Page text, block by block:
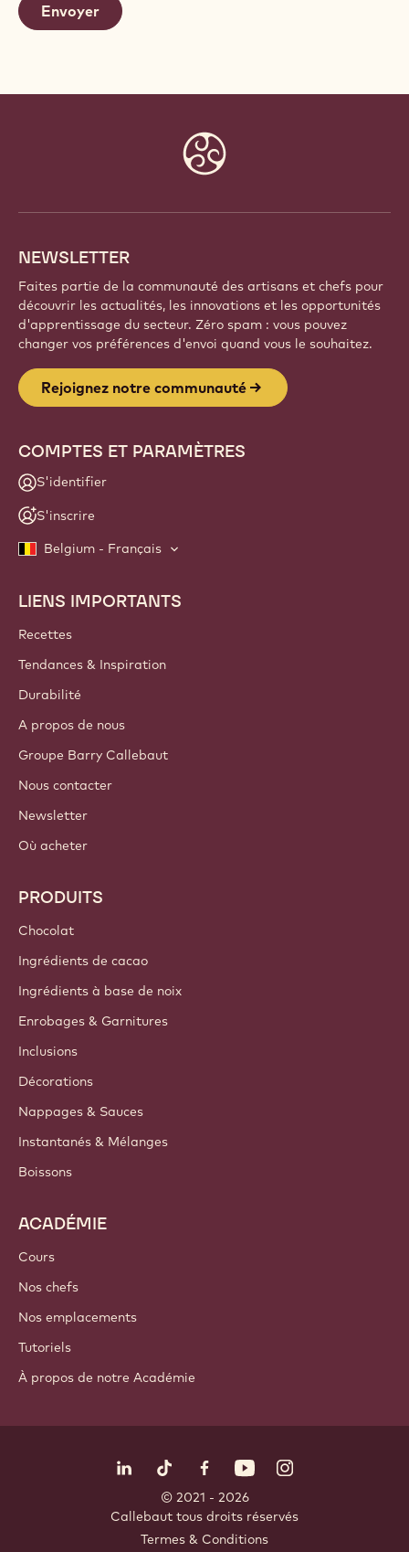
NEWSLETTER
Faites partie de la communauté des artisans et chefs pour
découvrir les actualités, les innovations et les opportunités
d'apprentissage du secteur. Zéro spam : vous pouvez
changer vos préférences d'envoi quand vous le souhaitez.
Rejoignez notre communauté
COMPTES ET PARAMÈTRES
S'identifier
S'inscrire
Belgium - Français
Footer
Callebaut
LIENS IMPORTANTS
Recettes
Tendances & Inspiration
Durabilité
A propos de nous
Groupe Barry Callebaut
Nous contacter
Newsletter
Où acheter
PRODUITS
Chocolat
Ingrédients de cacao
Ingrédients à base de noix
Enrobages & Garnitures
Inclusions
Décorations
Nappages & Sauces
Instantanés & Mélanges
Boissons
ACADÉMIE
Cours
Nos chefs
Nos emplacements
Tutoriels
À propos de notre Académie
LinkedIn Opens in a new window.
TikTok Opens in a new window.
Facebook Opens in a new
YouTubeInstagram
© 2021 - 2026
Callebaut tous droits réservés
Termes & Conditions